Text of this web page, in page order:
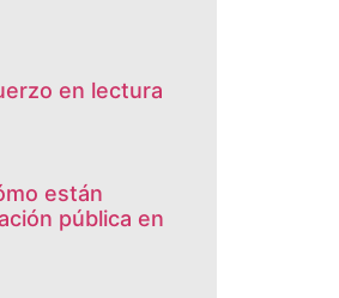
en lectura
están
pública en